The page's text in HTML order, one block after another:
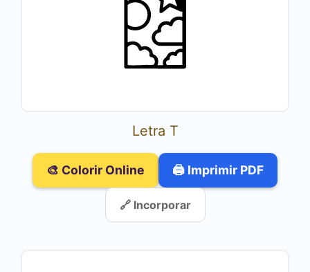
Letra T
🎨 Colorir Online 🖨️ Imprimir PDF
🔗 Incorporar